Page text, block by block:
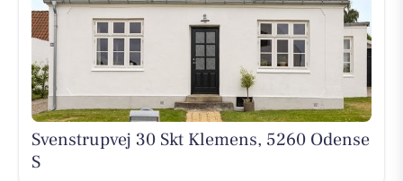
Svenstrupvej 30 Skt Klemens, 5260 Odense
S